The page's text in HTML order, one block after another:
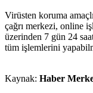
Virüsten koruma
çağrı merkezi, online
üzerinden 7 gün 24
tüm işlemlerini
Kaynak: Haber